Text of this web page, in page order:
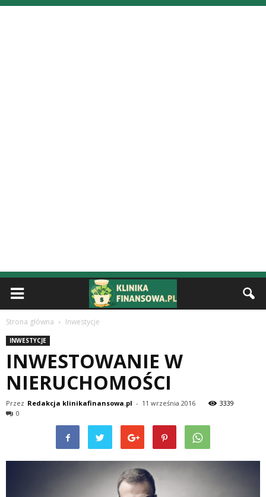
Strona główna Inwestycje
INWESTYCJE
INWESTOWANIE W
NIERUCHOMOŚCI
Przez Redakcja klinikafinansowa.pl - 11 września 2016
3339
0